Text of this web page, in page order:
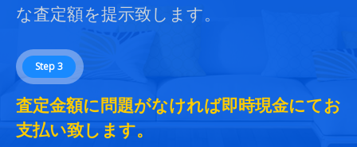
な査定額を提示致します。
Step 3
査定金額に問題がなければ即時現金にてお
支払い致します。